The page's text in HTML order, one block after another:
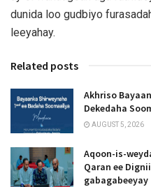
dunida loo gudbiyo
leeyahay.
Related posts
Akhriso
Dekedaha
AUGUST 5, 2026
Aqoon-is-
Qaran ee
gabagabeeyay